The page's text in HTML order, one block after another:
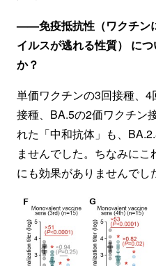
——免疫抵抗性（ワクチン
イルスが逃れる性質） に
か？
単価ワクチンの3回接種、
接種、BA.5の2価ワクチン
れた「中和抗体」も、
ませんでした。ちなみにこ
にも効果がありませんでし